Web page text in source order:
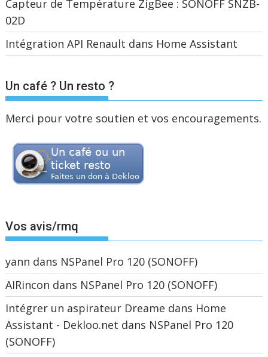
Capteur de Température ZigBee : SONOFF SNZB-
02D
Intégration API Renault dans Home Assistant
Un café ? Un resto ?
Merci pour votre soutien et vos encouragements.
Vos avis/rmq
yann dans NSPanel Pro 120 (SONOFF)
AIRincon dans NSPanel Pro 120 (SONOFF)
Intégrer un aspirateur Dreame dans Home
Assistant - Dekloo.net dans NSPanel Pro 120
(SONOFF)